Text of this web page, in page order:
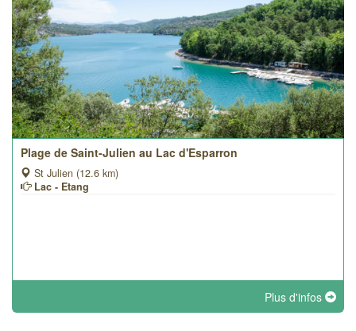
Plage de Saint-Julien au Lac d'Esparron
St Julien (12.6 km)
Lac - Etang
Plus d'infos